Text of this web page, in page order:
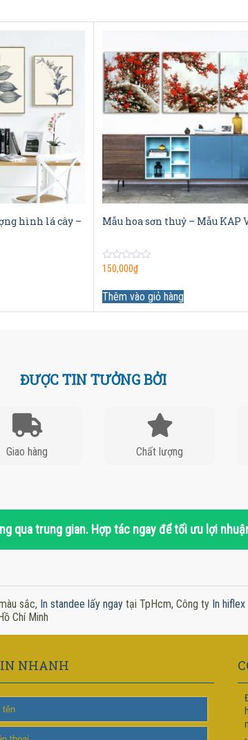
hình lá cây –
Mẫu hoa sơn thuỷ – Mẫu KAP
0
5
150,000₫
Thêm vào giỏ hàng
ĐƯỢC TIN TƯỞNG BỞI
Giao hàng Chất lượng
qua trung gian. Hợp tác ngay để tối ưu lợi
sắc, In standee lấy ngay tại TpHcm, Công ty In
Chí Minh
NHANH